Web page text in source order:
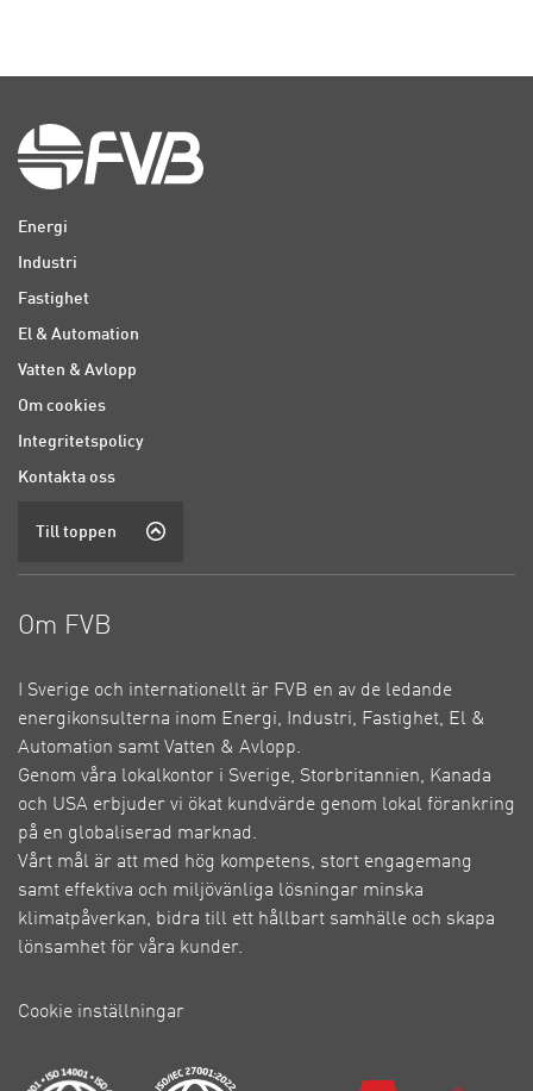
Energi
Industri
Fastighet
El & Automation
Vatten & Avlopp
Om cookies
Integritetspolicy
Kontakta oss
Till toppen
Om FVB
I Sverige och internationellt är FVB en av de ledande
energikonsulterna inom Energi, Industri, Fastighet, El &
Automation samt Vatten & Avlopp.
Genom våra lokalkontor i Sverige, Storbritannien, Kanada
och USA erbjuder vi ökat kundvärde genom lokal förankring
på en globaliserad marknad.
Vårt mål är att med hög kompetens, stort engagemang
samt effektiva och miljövänliga lösningar minska
klimatpåverkan, bidra till ett hållbart samhälle och skapa
lönsamhet för våra kunder.
Cookie inställningar